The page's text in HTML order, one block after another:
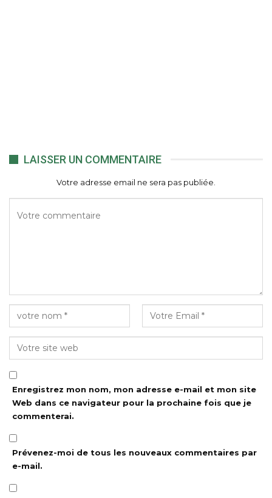
LAISSER UN COMMENTAIRE
Votre adresse email ne sera pas publiée.
Enregistrez mon nom, mon adresse e-mail et mon site
Web dans ce navigateur pour la prochaine fois que je
commenterai.
Prévenez-moi de tous les nouveaux commentaires par
e-mail.